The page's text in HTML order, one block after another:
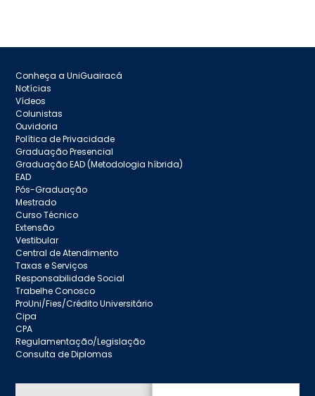
Conheça a UniGuairacá
Notícias
Vídeos
Colunistas
Ouvidoria
Política de Privacidade
Graduação Presencial
Graduação EAD (Metodologia híbrida)
EAD
Pós-Graduação
Mestrado
Curso Técnico
Extensão
Vestibular
Central de Atendimento
Taxas e Serviços
Responsabilidade Social
Trabelhe Conosco
ProUni/Fies/Crédito Universitário
Cipa
CPA
Regulamentação/Legislação
Consulta de Diplomas